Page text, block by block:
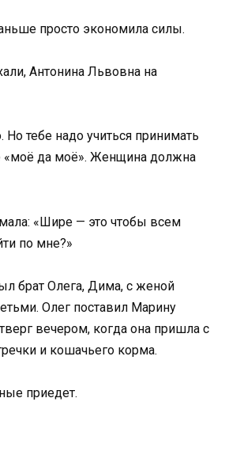
просто экономила силы.
Антонина Львовна на
тебе надо учиться принимать
«моё да моё». Женщина должна
«Шире — это чтобы всем
по мне?»
брат Олега, Дима, с женой
Олег поставил Марину
вечером, когда она пришла с
и кошачьего корма.
приедет.